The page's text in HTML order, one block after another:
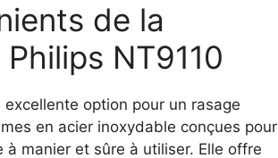
de la
NT9110
option pour un rasage
en acier inoxydable conçues pour
manier et sûre à utiliser. Elle offre